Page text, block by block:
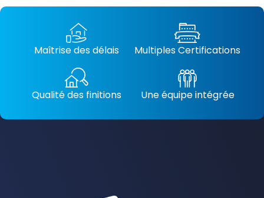
Maîtrise des délais Multiples Certifications
Qualité des finitions Une équipe intégrée